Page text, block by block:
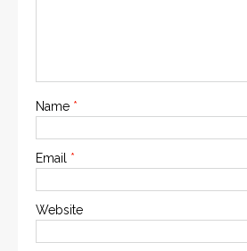
Name *
Email *
Website